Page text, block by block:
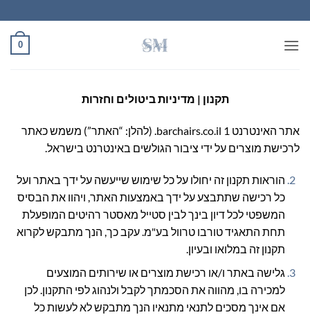
to
content
0
תקנון | מדיניות ביטולים וחזרות
אתר האינטרנט barchairs.co.il 1. (להלן: “האתר”) משמש כאתר
לרכישת מוצרים על ידי ציבור הגולשים באינטרנט בישראל.
הוראות תקנון זה יחולו על כל שימוש שייעשה על ידך באתר ועל
כל רכישה שתתבצע על ידך באמצעות האתר, ויהוו את הבסיס
המשפטי לכל דיון בינך לבין סטייל מאסטר רהיטים המופעלת
תחת התאגיד טורבו טרוול בע"מ. עקב כך, הנך מתבקש לקרוא
תקנון זה במלואו ובעיון.
גלישה באתר ו/או רכישת מוצרים או שירותים המוצעים
למכירה בו, מהווה את הסכמתך לקבל ולנהוג לפי התקנון. לכן
אם אינך מסכים לתנאי מתנאיו הנך מתבקש לא לעשות כל